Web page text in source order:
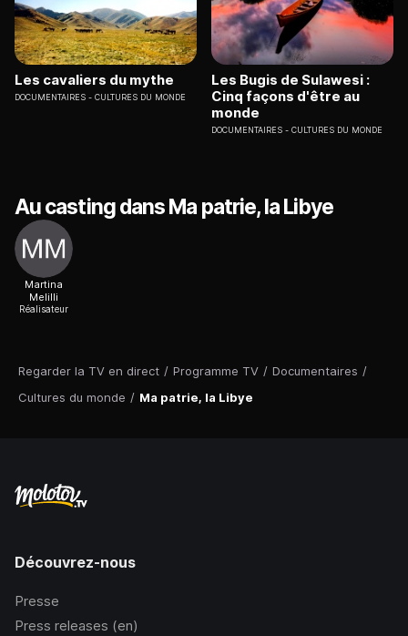
Regarder la TV en direct / Programme TV / Documentaires /
Cultures du monde / Ma patrie, la Libye
Les cavaliers du mythe
DOCUMENTAIRES CULTURES DU MONDE
Les Bugis de Sulawesi :
Cinq façons d'être au
monde
DOCUMENTAIRES CULTURES DU MONDE
Au casting dans Ma patrie, la Libye
Martina
Melilli
Réalisateur
Découvrez-nous
Presse
Press releases (en)